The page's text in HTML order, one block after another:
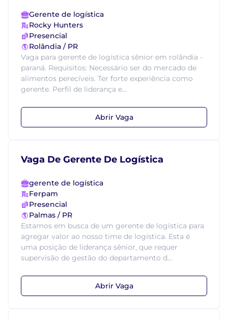
Gerente de logística
Rocky Hunters
Presencial
Rolândia / PR
Vaga para gerente de logística sênior em rolândia -
paraná. Requisitos: Necessário ser do mercado de
alimentos perecíveis. Ter forte experiência como
gerente. Perfil de liderança e...
Abrir Vaga
Vaga De Gerente De Logística
gerente de logística
Ferpam
Presencial
Palmas / PR
Estamos em busca de um gerente de logística para
agregar valor ao nosso time de logística. Esta é
uma posição de liderança sênior, que requer
supervisão de gestão do departamento d...
Abrir Vaga